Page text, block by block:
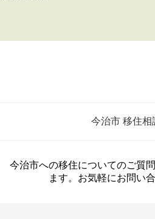
今治市 移住相
今治市への移住についてのご質
ます。お気軽にお問い